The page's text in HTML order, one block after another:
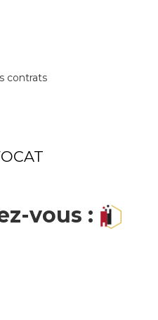
contrats
vous :